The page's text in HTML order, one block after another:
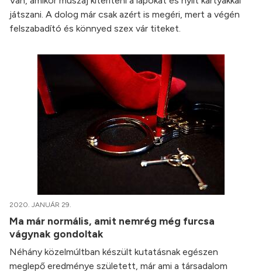
játszani. A dolog már csak azért is megéri, mert a végén
felszabadító és könnyed szex vár titeket.
2020. JANUÁR 29.
Ma már normális, amit nemrég még furcsa
vágynak gondoltak
Néhány közelmúltban készült kutatásnak egészen
meglepő eredménye született, már ami a társadalom